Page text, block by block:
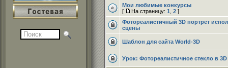
Мои любимые конкурсы
[
На страницу: 1 2 ]
Фотореалистичный 3D портрет
сцены
Шаблон для сайта World-3D
Урок: Фотореалистичное стекло в